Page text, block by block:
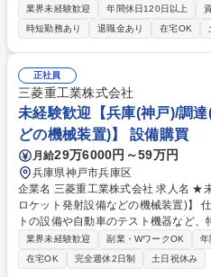
に鉄鋼製品の生産に必要な資材品や
買業務をお任せいたします。 ■購買を行う際の取引先に対する窓口とな
り、主に契約に関わる業務（見積照会
を行い、生産活動に必要となる資機
※当社の一般的な購買フローについて
w.jfe-steel.co.jp/company/purchase_policy/flow.html
材購買 ★ポジティブアクション求人(女
業界未経験歓迎 年間休日120日以上
時短勤務あり
退職金あり 在宅OK
正社員
三菱重工業株式会社
未経験歓迎【兵庫(神戸)/調
どの機械装置)】 設備購買
月給29万6000円～59万円
兵庫県神戸市兵庫区
企業名 三菱重工業株式会社 求人名 ★未経験歓迎【兵庫(神戸)/調達（宇宙
ロケット発射設備などの機械装置)】 仕事の内容 ■当社が製造するロケッ
トの設備や自動車のテスト機器など
な部品や材料を、世界中の会社から
任せします。 【具体的には】■国内外の新規取引先の開拓、価格折衝、契
約締結 ■プロジェクトに必要な製品の
業界未経験歓迎 副業・WワークOK 年
在宅OK
完全週休2日制 土日祝休み